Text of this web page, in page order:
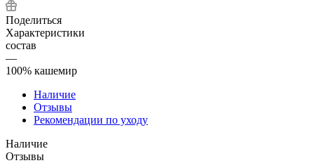
Поделиться
Характеристики
состав
—
100% кашемир
Наличие
Отзывы
Рекомендации по уходу
Наличие
Отзывы